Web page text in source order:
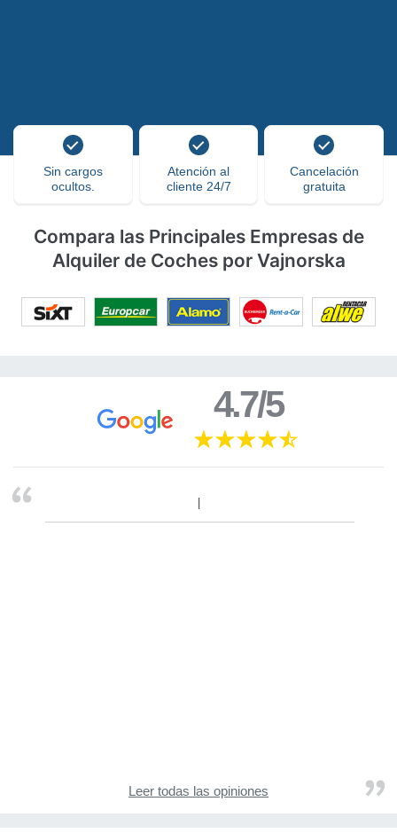
Sin cargos
ocultos.
Atención al
cliente 24/7
Cancelación
gratuita
Compara las Principales Empresas de
Alquiler de Coches por Vajnorska
4.7/5
Leer todas las opiniones